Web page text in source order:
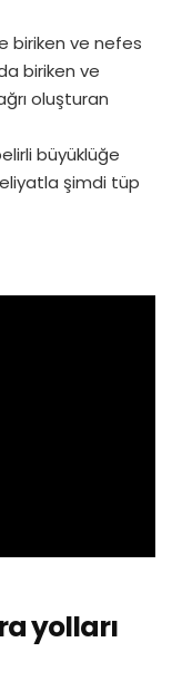
biriken ve nefes
biriken ve
oluşturan
büyüklüğe
şimdi tüp
yolları